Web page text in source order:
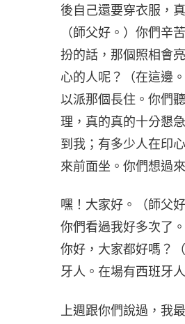
後自己還要穿衣服，
（師父好。）你們
扮的話，那個照相會
心的人呢？（在這邊
以派那個長住。你們
理，真的真的十分懇
到我；有多少人在印
來前面坐。你們想過
嘿！大家好。（師父
你們看過我好多次了
你好，大家都好嗎？
牙人。在場有西班牙
上週跟你們說過，我